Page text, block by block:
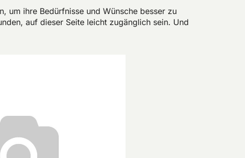
um ihre Bedürfnisse und Wünsche besser zu
auf dieser Seite leicht zugänglich sein. Und